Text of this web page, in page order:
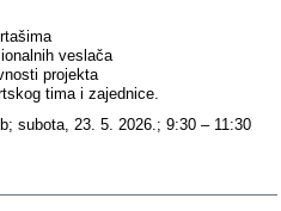
veslača
projekta
tima i zajednice.
subota, 23. 5. 2026.; 9:30 – 11:30